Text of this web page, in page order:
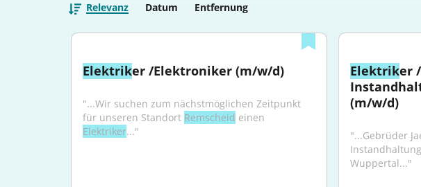
Relevanz Datum Entfernung
Elektriker /Elektroniker (m/w/d)
"...Wir suchen zum nächstmöglichen Zeitpunkt
für unseren Standort Remscheid
Elektriker..."
Elektriker
(m/w/d)
"...Gebrüder
Wuppertal..."